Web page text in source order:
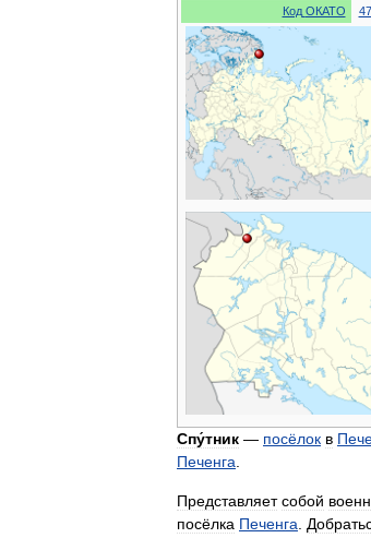
Код ОКАТО 47
Спу́тник — посёлок в
Печенга
Представляет собой
посёлка Печенга